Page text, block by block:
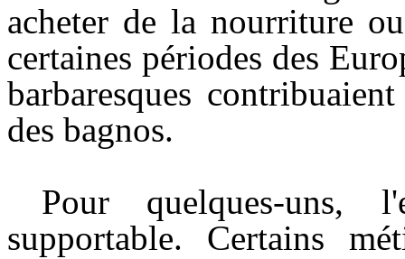
acheter de la nourriture
certaines périodes des
barbaresques
des bagnos.
Pour quelques-uns,
supportable. Certains